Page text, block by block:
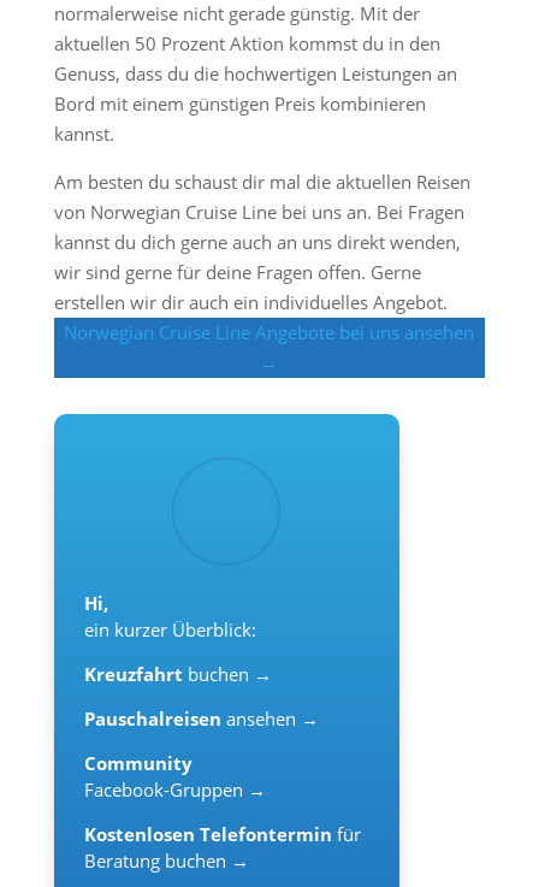
normalerweise nicht gerade günstig. Mit der
aktuellen 50 Prozent Aktion kommst du in den
Genuss, dass du die hochwertigen Leistungen an
Bord mit einem günstigen Preis kombinieren
kannst.
Am besten du schaust dir mal die aktuellen Reisen
von Norwegian Cruise Line bei uns an. Bei Fragen
kannst du dich gerne auch an uns direkt wenden,
wir sind gerne für deine Fragen offen. Gerne
erstellen wir dir auch ein individuelles Angebot.
Norwegian Cruise Line Angebote bei uns ansehen
→
Hi,
ein kurzer Überblick:
Kreuzfahrt buchen →
Pauschalreisen ansehen →
Community
Facebook-Gruppen →
Kostenlosen Telefontermin für
Beratung buchen →